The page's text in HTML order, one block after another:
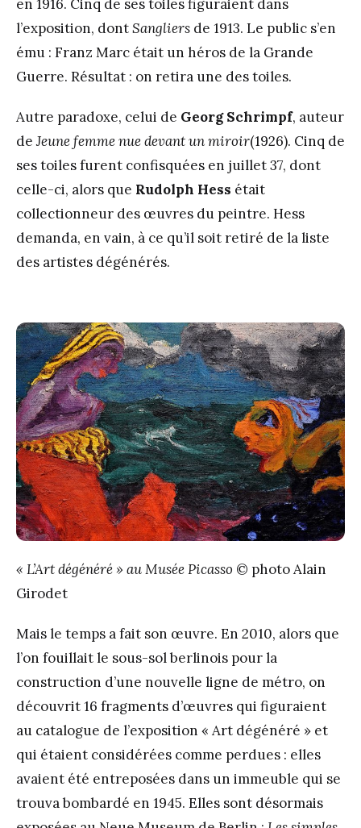
en 1916. Cinq de ses toiles figuraient dans
l’exposition, dontSangliers de 1913. Le public s’en
ému : Franz Marc était un héros de la Grande
Guerre. Résultat : on retira une des toiles.
Autre paradoxe, celui de Georg Schrimpf, auteur
deJeune femme nue devant un miroir(1926). Cinq de
ses toiles furent confisquées en juillet 37, dont
celle-ci, alors que Rudolph Hess était
collectionneur des œuvres du peintre. Hess
demanda, en vain, à ce qu’il soit retiré de la liste
des artistes dégénérés.
« L’Art dégénéré » au Musée Picasso © photo Alain
Girodet
Mais le temps a fait son œuvre. En 2010, alors que
l’on fouillait le sous-sol berlinois pour la
construction d’une nouvelle ligne de métro, on
découvrit 16 fragments d’œuvres qui figuraient
au catalogue de l’exposition « Art dégénéré » et
qui étaient considérées comme perdues : elles
avaient été entreposées dans un immeuble qui se
trouva bombardé en 1945. Elles sont désormais